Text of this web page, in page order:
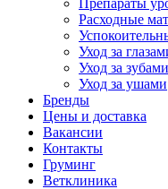
Препараты
Расходные
Уход за
Уход за зубами
Уход за ушами
Бренды
Цены и доставка
Вакансии
Контакты
Груминг
Ветклиника